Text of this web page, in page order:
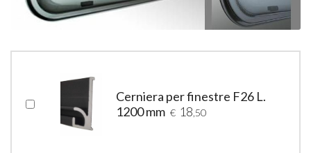
Cerniera per finestre F26 L.
1200 mm € 18 ,50